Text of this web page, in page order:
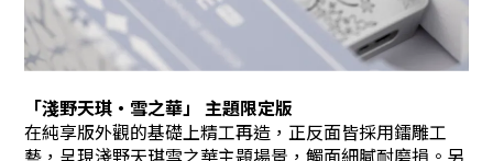
「淺野天琪・雪之華」 主題限定版
在純享版外觀的基礎上精工再造，正反面皆採用鐳雕工
藝，呈現淺野天琪雪之華主題場景，觸面細膩耐磨損。另